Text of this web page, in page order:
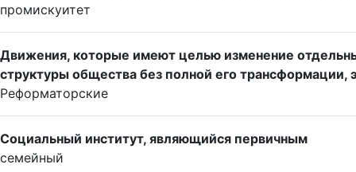
промискуитет
Движения, которые имеют целью изменение
структуры общества без полной его трансформации,
Реформаторские
Социальный институт, являющийся первичным
семейный